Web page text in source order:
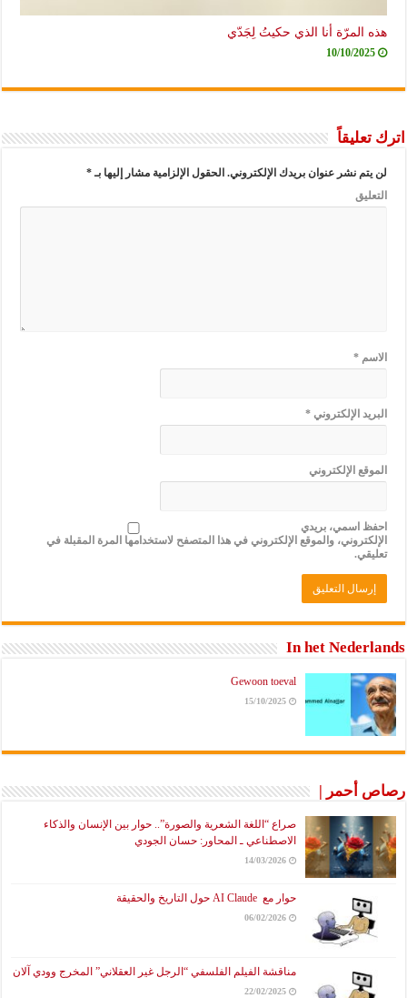
هذه المرّة أنا الذي حكيتُ لِجَدّي
10/10/2025
اترك تعليقاً
لن يتم نشر عنوان بريدك الإلكتروني. الحقول الإلزامية مشار إليها بـ*
التعليق
الاسم*
البريد الإلكتروني*
الموقع الإلكتروني
احفظ اسمي، بريدي
الإلكتروني، والموقع الإلكتروني في هذا المتصفح لاستخدامها المرة المقبلة في
تعليقي.
In het Nederlands
Gewoon toeval
15/10/2025
رصاص أحمر |
صراع “اللغة الشعرية والصورة”.. حوار بين الإنسان والذكاء
الاصطناعي ـ المحاور: حسان الجودي
14/03/2026
حوار مع AI Claude حول التاريخ والحقيقة
06/02/2026
مناقشة الفيلم الفلسفي “الرجل غير العقلاني” المخرج وودي آلان
22/02/2025